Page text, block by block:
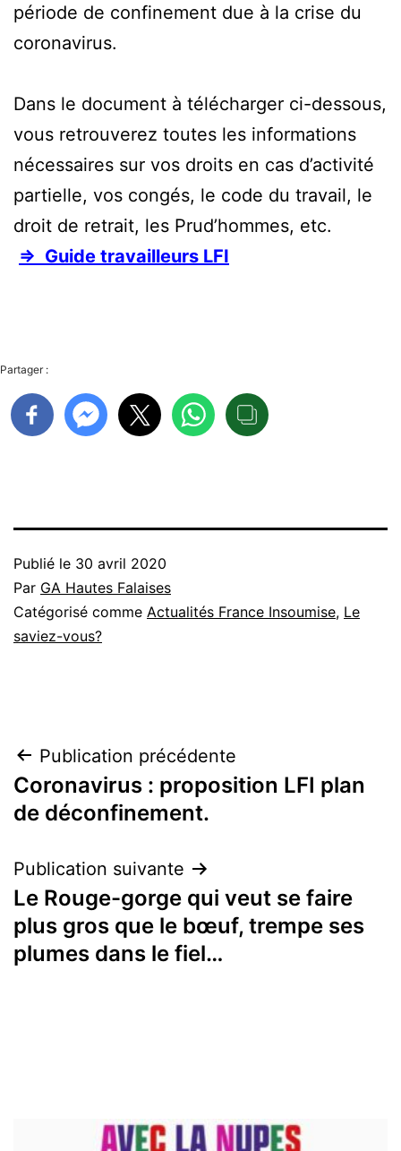
période de confinement due à la crise du
coronavirus.
Dans le document à télécharger ci-dessous,
vous retrouverez toutes les informations
nécessaires sur vos droits en cas d’activité
partielle, vos congés, le code du travail, le
droit de retrait, les Prud’hommes, etc.
⇒ Guide travailleurs LFI
Partager :
Publié le 30 avril 2020
Par GA Hautes Falaises
Catégorisé comme Actualités France Insoumise, Le
saviez-vous?
Navigation
de
Publication précédente
Coronavirus : proposition LFI plan
de déconfinement.
Publication suivante
Le Rouge-gorge qui veut se faire
plus gros que le bœuf, trempe ses
plumes dans le fiel…